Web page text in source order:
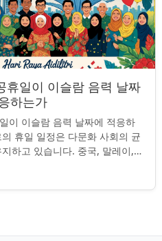
휴일이 이슬람 음력 날짜
하는가
이 이슬람 음력 날짜에 적응하
휴일 일정은 다문화 사회의 균
하고 있습니다. 중국, 말레이,
주요 축하 행사를 포함하여, 나
합니...